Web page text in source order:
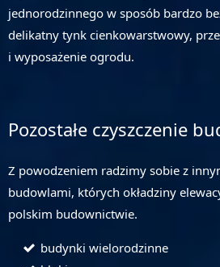
jednorodzinnego w sposób bardzo
delikatny tynk cienkowarstwowy,
i wyposażenie ogrodu.
Pozostałe czyszczenie
Z powodzeniem radzimy sobie z
budowlami, których okładziny
polskim budownictwie.
budynki wielorodzinne